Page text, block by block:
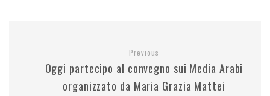
Previous
Oggi partecipo al convegno sui Media Arabi
organizzato da Maria Grazia Mattei